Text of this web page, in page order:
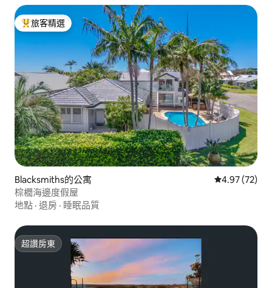
旅客精選榜首
旅客精選
Blacksmiths的公寓 從 72 則評價
4.97 (72)
棕櫚海邊度假屋
地點 · 退房 · 睡眠品質
超讚房東
超讚房東